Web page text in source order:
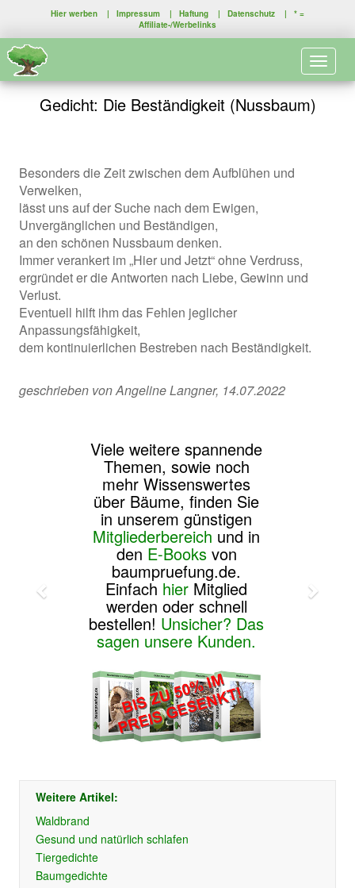
Hier werben | Impressum | Haftung | Datenschutz | * =
Affiliate-/Werbelinks
Gedicht: Die Beständigkeit (Nussbaum)
Besonders die Zeit zwischen dem Aufblühen und
Verwelken,
lässt uns auf der Suche nach dem Ewigen,
Unvergänglichen und Beständigen,
an den schönen Nussbaum denken.
Immer verankert im „Hier und Jetzt“ ohne Verdruss,
ergründet er die Antworten nach Liebe, Gewinn und
Verlust.
Eventuell hilft ihm das Fehlen jeglicher
Anpassungsfähigkeit,
dem kontinuierlichen Bestreben nach Beständigkeit.
geschrieben von Angeline Langner, 14.07.2022
Viele weitere spannende
Themen, sowie noch
mehr Wissenswertes
über Bäume, finden Sie
in unserem günstigen
Mitgliederbereich und in
den E-Booksvon
baumpruefung.de.
Einfach hier Mitglied
werden oder schnell
bestellen! Unsicher? Das
sagen unsere Kunden.
Weitere Artikel:
Waldbrand
Gesund und natürlich schlafen
Tiergedichte
Baumgedichte